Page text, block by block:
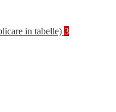
in tabelle) 3